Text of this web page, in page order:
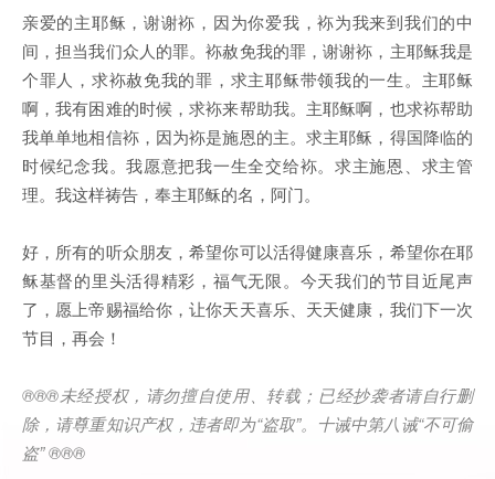
亲爱的主耶稣，谢谢袮，因为你爱我，袮为我来到我们的中
间，担当我们众人的罪。袮赦免我的罪，谢谢袮，主耶稣我是
个罪人，求袮赦免我的罪，求主耶稣带领我的一生。主耶稣
啊，我有困难的时候，求袮来帮助我。主耶稣啊，也求袮帮助
我单单地相信袮，因为袮是施恩的主。求主耶稣，得国降临的
时候纪念我。我愿意把我一生全交给袮。求主施恩、求主管
理。我这样祷告，奉主耶稣的名，阿门。
好，所有的听众朋友，希望你可以活得健康喜乐，希望你在耶
稣基督的里头活得精彩，福气无限。今天我们的节目近尾声
了，愿上帝赐福给你，让你天天喜乐、天天健康，我们下一次
节目，再会！
®®®未经授权，请勿擅自使用、转载；已经抄袭者请自行删
除，请尊重知识产权，违者即为“盗取”。十诫中第八诫“不可偷
盗” ®®®